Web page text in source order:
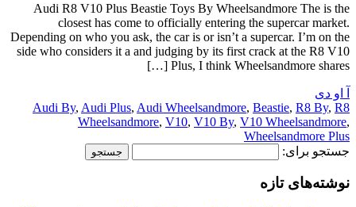
Audi R8 V10 Plus Beastie Toys By Wheelsandmore The is the
closest has come to officially entering the supercar market.
Depending on who you ask, the car is or isn’t a supercar. I’m on the
side who considers it a and judging by its first crack at the R8 V10
Plus, I think Wheelsandmore shares […]
آ او دی
Audi By, Audi Plus, Audi Wheelsandmore, Beastie, R8 By, R8
Wheelsandmore, V10, V10 By, V10 Wheelsandmore,
Wheelsandmore Plus
جستجو برای:
نوشته‌های تازه